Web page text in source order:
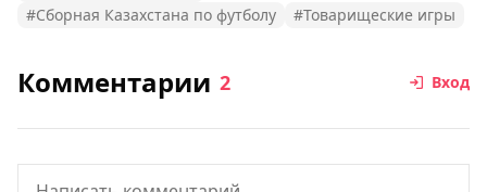
#Сборная Казахстана по футболу
#Товарищеские игры
Комментарии 2 Вход